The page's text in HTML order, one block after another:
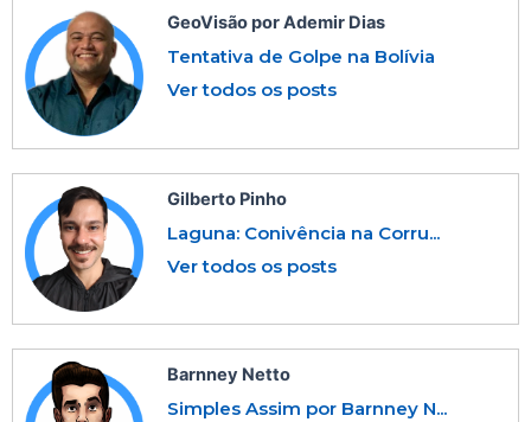
GeoVisão por Ademir Dias
Tentativa de Golpe na Bolívia
Ver todos os posts
Gilberto Pinho
Laguna: Conivência na Corru...
Ver todos os posts
Barnney Netto
Simples Assim por Barnney N...